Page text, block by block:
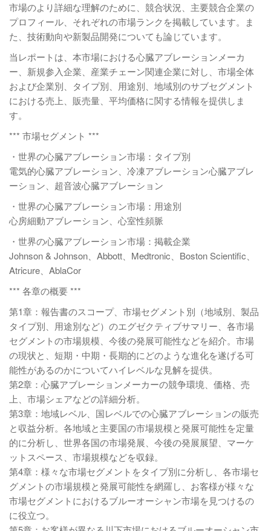
市場のより詳細な理解のために、競合状況、主要競合企業の
プロフィール、それぞれの市場ランクを掲載しています。ま
た、技術動向や新製品開発についても論じています。
当レポートは、本市場における心臓アブレーションメーカ
ー、新規参入企業、産業チェーン関連企業に対し、市場全体
および企業別、タイプ別、用途別、地域別のサブセグメント
における売上、販売量、平均価格に関する情報を提供しま
す。
*** 市場セグメント ***
・世界の心臓アブレーション市場：タイプ別
電気的心臓アブレーション、冷凍アブレーション心臓アブレ
ーション、超音波心臓アブレーション
・世界の心臓アブレーション市場：用途別
心房細動アブレーション、心室性頻脈
・世界の心臓アブレーション市場：掲載企業
Johnson & Johnson、Abbott、Medtronic、Boston Scientific、
Atricure、AblaCor
*** 各章の概要 ***
第1章：報告書のスコープ、市場セグメント別（地域別、製品
タイプ別、用途別など）のエグゼクティブサマリー、各市場
セグメントの市場規模、今後の発展可能性などを紹介。市場
の現状と、短期・中期・長期的にどのような進化を遂げる可
能性があるのかについてハイレベルな見解を提供。
第2章：心臓アブレーションメーカーの競争環境、価格、売
上、市場シェアなどの詳細分析。
第3章：地域レベル、国レベルでの心臓アブレーションの販売
と収益分析。各地域と主要国の市場規模と発展可能性を定量
的に分析し、世界各国の市場発展、今後の発展展望、マーケ
ットスペース、市場規模などを収録。
第4章：様々な市場セグメントをタイプ別に分析し、各市場セ
グメントの市場規模と発展可能性を網羅し、お客様が様々な
市場セグメントにおけるブルーオーシャン市場を見つけるの
に役立つ。